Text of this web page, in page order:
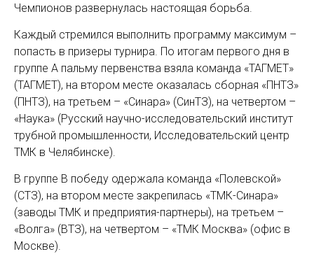
Чемпионов развернулась настоящая борьба.
Каждый стремился выполнить программу максимум –
попасть в призеры турнира. По итогам первого дня в
группе A пальму первенства взяла команда «ТАГМЕТ»
(ТАГМЕТ), на втором месте оказалась сборная «ПНТЗ»
(ПНТЗ), на третьем – «Синара» (СинТЗ), на четвертом –
«Наука» (Русский научно-исследовательский институт
трубной промышленности, Исследовательский центр
ТМК в Челябинске).
В группе В победу одержала команда «Полевской»
(СТЗ), на втором месте закрепилась «ТМК-Синара»
(заводы ТМК и предприятия-партнеры), на третьем –
«Волга» (ВТЗ), на четвертом – «ТМК Москва» (офис в
Москве).